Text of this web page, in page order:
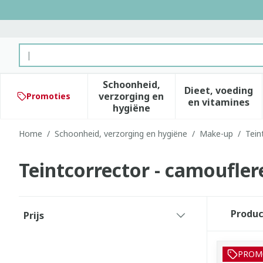
Product, merk, categorie...
Promoties
Schoonheid,
verzorging en
hygiëne
Toon submenu voor
Dieet, voeding
en vitamines
Toon
Home / Schoonheid, verzorging en hygiëne / Make-up /
Teintcorrector -
Prijs